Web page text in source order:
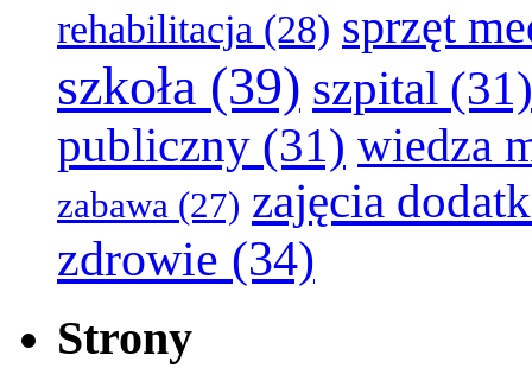
rehabilitacja (28) sprzęt
szkoła (39) szpital (31)
publiczny (31) wiedza
zabawa (27) zajęcia
zdrowie (34)
Strony